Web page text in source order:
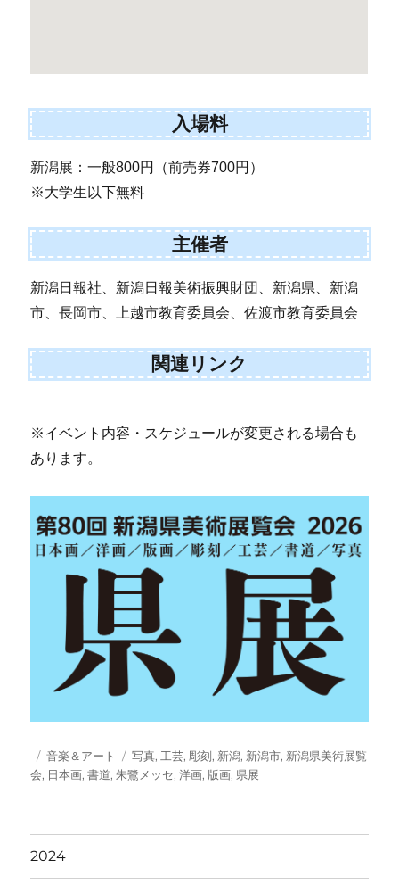
入場料
新潟展：一般800円（前売券700円）
※大学生以下無料
主催者
新潟日報社、新潟日報美術振興財団、新潟県、新潟
市、長岡市、上越市教育委員会、佐渡市教育委員会
関連リンク
※イベント内容・スケジュールが変更される場合も
あります。
投
稿
カ
テ
音楽＆アート
タ
グ
写真, 工芸, 彫刻, 新潟, 新潟市, 新潟県美術展覧
会, 日本画,書道,朱鷺メッセ,洋画, 版画, 県展
2024